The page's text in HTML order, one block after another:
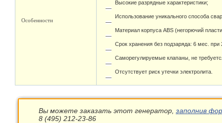
Особенности
Высокие разрядные характеристики;
Использование уникального способа
Материал корпуса ABS (негорючий
Срок хранения без подзаряда: 6 мес. при
Саморегулируемые клапаны, не
Отсутствует риск утечки электролита.
Вы можете заказать этот генератор, заполнив
8 (495) 212-23-86